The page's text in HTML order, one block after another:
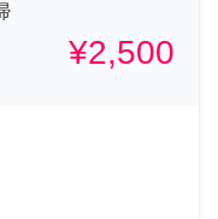
¥2,500